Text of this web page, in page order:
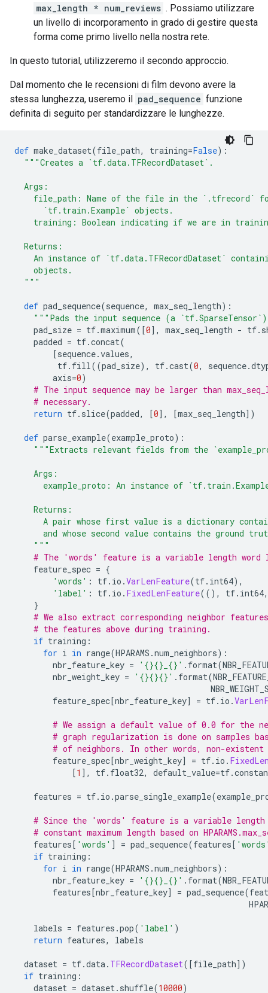
max_length * num_reviews . Possiamo utilizzare
un livello di incorporamento in grado di gestire questa
forma come primo livello nella nostra rete.
In questo tutorial, utilizzeremo il secondo approccio.
Dal momento che le recensioni di film devono avere la
stessa lunghezza, useremo il pad_sequence funzione
definita di seguito per standardizzare le lunghezze.
def make_dataset(file_path, training=False):
"""Creates a `tf.data.TFRecordDataset`.
Args:
file_path: Name of the file in the `.tfrecord`
`tf.train.Example` objects.
training: Boolean indicating if we are in
Returns:
An instance of `tf.data.TFRecordDataset`
objects.
"""
def pad_sequence(sequence, max_seq_length):
"""Pads the input sequence (a
pad_size = tf.maximum([0], max_seq_length - tf.
padded = tf.concat(
[sequence.values,
tf. fill((pad_size), tf.cast(0, sequence.
axis=0)
# The input sequence may be larger than
# necessary.
return tf. slice(padded, [0], [max_seq_length])
def parse_example(example_proto):
"""Extracts relevant fields from the
Args:
example_proto: An instance of
Returns:
A pair whose first value is a dictionary
and whose second value contains the ground
"""
# The 'words' feature is a variable length word
feature_spec = {
'words' : tf. io .VarLenFeature(tf. int64),
'label' : tf. io . FixedLenFeature((), tf. int64,
}
# We also extract corresponding neighbor
# the features above during training.
if training :
for i in range(HPARAMS .num_neighbors):
nbr_feature_key = '{}{}_{}' . format(
nbr_weight_key = '{}{}{}' . format(
feature_spec[nbr_feature_key] = tf. io .
# We assign a default value of 0.0 for the
# graph regularization is done on samples
# of neighbors. In other words, non-existent
feature_spec[nbr_weight_key] = tf. io .
[1 ], tf. float32, default_value=tf.
features = tf. io .parse_single_example(
# Since the 'words' feature is a variable
# constant maximum length based on
features[ 'words' ] = pad_sequence(features[
if training :
for i in range(HPARAMS .num_neighbors):
nbr_feature_key = '{}{}_{}' . format(
features[nbr_feature_key] = pad_sequence(
labels = features .pop( 'label' )
return features, labels
dataset = tf.data. TFRecordDataset([file_path])
if training :
dataset = dataset. shuffle(10000)